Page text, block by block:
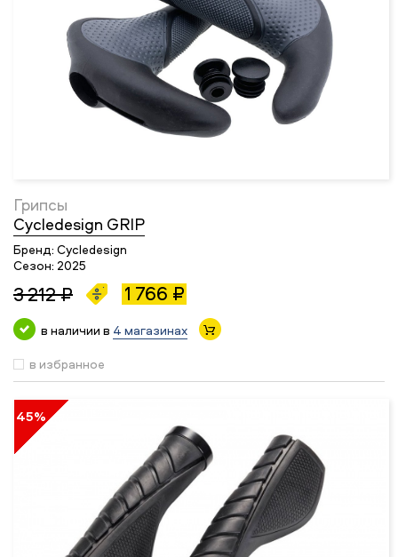
Грипсы
Cycledesign GRIP
Бренд: Cycledesign
Сезон: 2025
3 212 ₽ 1 766 ₽
в наличии в 4 магазинах
в избранное
45%